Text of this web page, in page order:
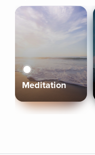
Meditation